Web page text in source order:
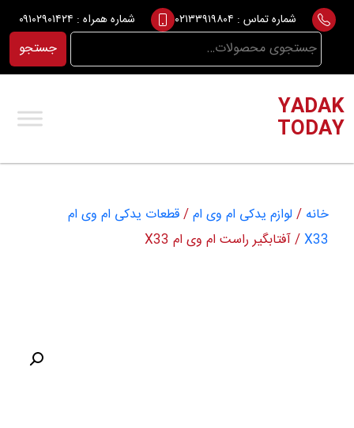
Skip
content
شماره تماس : ۰۲۱۳۳۹۱۹۸۰۴ شماره همراه : ۰۹۱۰۲۹۰۱۴۲۴
جستجو
برای:
جستجو
YADAK
TODAY
خانه / لوازم یدکی ام وی ام/قطعات یدکی ام وی ام
X33/ آفتابگیر راست ام وی ام X33